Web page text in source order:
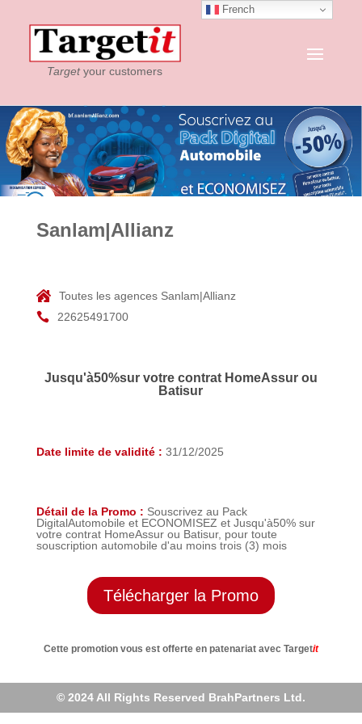
Targetyour customers
Sanlam|Allianz
Toutes les agences Sanlam|Allianz
22625491700
Jusqu'à50%sur votre contrat HomeAssur ou
Batisur
Date limite de validité : 31/12/2025
Détail de la Promo : Souscrivez au Pack
DigitalAutomobile et ECONOMISEZ et Jusqu'à50% sur
votre contrat HomeAssur ou Batisur, pour toute
souscription automobile d'au moins trois (3) mois
Télécharger la Promo
Cette promotion vous est offerte en patenariat avec Targetit
© 2024 All Rights Reserved BrahPartners Ltd.
French